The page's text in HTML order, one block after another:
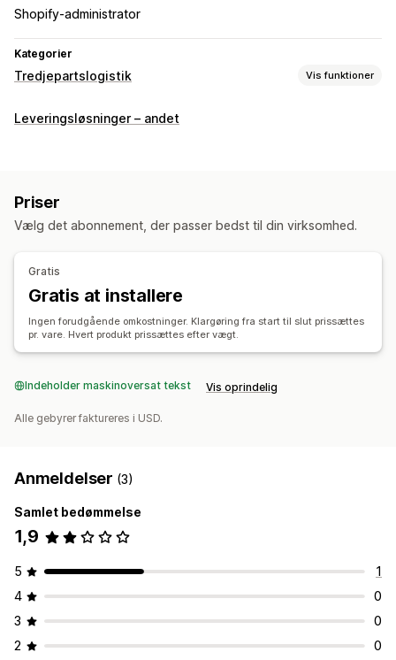
Shopify-administrator
Kategorier
Tredjepartslogistik Vis funktioner
Ordrestyring
Automatisk synkronisering
Leveringsløsninger – andet
Priser
Vælg det abonnement, der passer bedst til din virksomhed.
Gratis
Gratis at installere
Ingen forudgående omkostninger. Klargøring fra start til slut prissættes
pr. vare. Hvert produkt prissættes efter vægt.
Indeholder maskinoversat tekst Vis oprindelig
Alle gebyrer faktureres i USD.
Anmeldelser (3)
Samlet bedømmelse
1,9
5
1
4
0
3
0
2
0